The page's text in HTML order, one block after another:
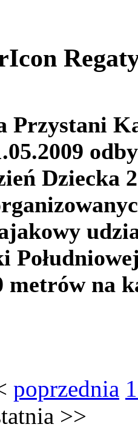
Przystani
Dziecka
metrów na
poprzednia
>>